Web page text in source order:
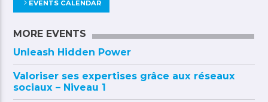
EVENTS CALENDAR
MORE EVENTS
Unleash Hidden Power
Valoriser ses expertises grâce aux réseaux
sociaux – Niveau 1